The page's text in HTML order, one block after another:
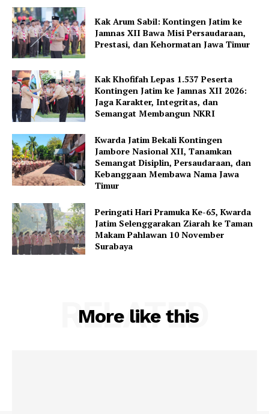
Kak Arum Sabil: Kontingen Jatim ke
Jamnas XII Bawa Misi Persaudaraan,
Prestasi, dan Kehormatan Jawa Timur
Kak Khofifah Lepas 1.537 Peserta
Kontingen Jatim ke Jamnas XII 2026:
Jaga Karakter, Integritas, dan
Semangat Membangun NKRI
Kwarda Jatim Bekali Kontingen
Jambore Nasional XII, Tanamkan
Semangat Disiplin, Persaudaraan, dan
Kebanggaan Membawa Nama Jawa
Timur
Peringati Hari Pramuka Ke-65, Kwarda
Jatim Selenggarakan Ziarah ke Taman
Makam Pahlawan 10 November
Surabaya
More like this
RELATED